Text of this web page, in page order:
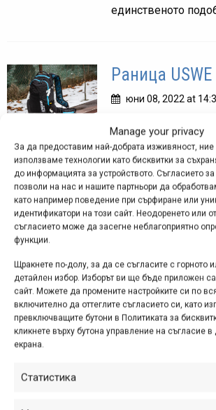
Manage your privacy
За да предоставим най-добрата изживяност, ние
използваме технологии като бисквитки за
до информацията за устройството. Съгласието
позволи на нас и нашите партньори да
като например поведение при сърфиране или
идентификатори на този сайт. Неодоренето или
съгласието може да засегне неблагоприятно
функции.
Щракнете по-долу, за да се съгласите с горното
детайлен избор. Изборът ви ще бъде приложен
сайт. Можете да промените настройките си по
включително да оттеглите съгласието си, като
превключващите бутони в Политиката за
кликнете върху бутона управление на съгласие в
екрана.
Статистика
единственото
Раница
юни 08, 2022 at
Първият продукт,
тестване през 2022
на USWE с обем 16
гръбнака и
окачване и
Новата каска
Endura
технологиите
MIPS